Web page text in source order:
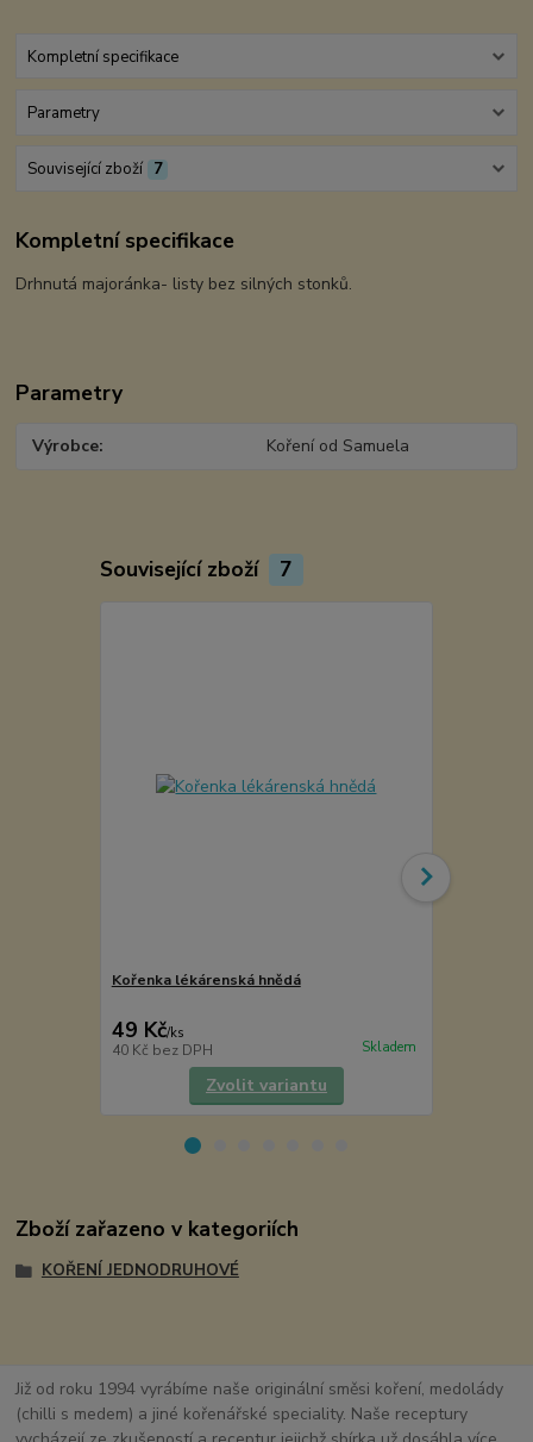
Kompletní specifikace
Parametry
Související zboží 7
Kompletní specifikace
Drhnutá majoránka- listy bez silných stonků.
Parametry
Výrobce Koření od Samuela
Související zboží 7
Kořenka lékárenská hnědá
49 Kč/ks
40 Kč bez DPH Skladem
Zvolit variantu
Zboží zařazeno v kategoriích
KOŘENÍ JEDNODRUHOVÉ
Již od roku 1994 vyrábíme naše originální směsi koření, medolády
(chilli s medem) a jiné kořenářské speciality. Naše receptury